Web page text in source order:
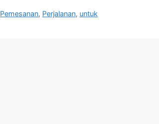
Pemesanan, Perjalanan, untuk